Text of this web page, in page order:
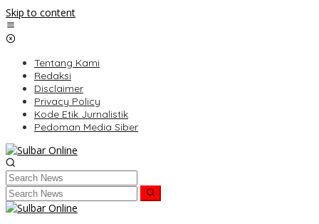
Skip to content
Tentang Kami
Redaksi
Disclaimer
Privacy Policy
Kode Etik Jurnalistik
Pedoman Media Siber